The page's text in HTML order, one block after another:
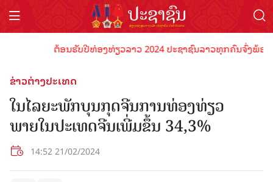
ຕ້ອນຮັບປີທ່ອງທ່ຽວລາວ 2024 ປະຊາຊົນລາວທຸກຄົນຈົ່ງພ້ອ
ຂ່າວຕ່າງປະເທດ
ໃນໄລຍະພັກບຸນກຸດຈີນການທ່ອງທ່ຽວ
ພາຍໃນປະເທດຈີນເພີ່ມຂຶ້ນ 34,3%
14:52 21/02/2024